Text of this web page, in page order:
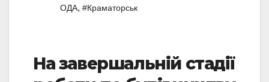
ОДА, #Краматорськ
На завершальній стадії